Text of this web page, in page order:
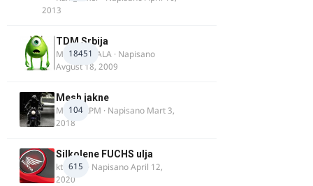
2013
18451
TDM Srbija
MURICAMALA · Napisano
Avgust 18, 2009
104
Mesh jakne
MostarRPM · Napisano Mart 3,
2018
615
Silkolene FUCHS ulja
ktm600 · NapisanoApril 12,
2020